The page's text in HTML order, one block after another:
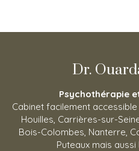
Dr.
Psychothérapie
Cabinet facilement
Houilles, Carrières-sur-
Bois-Colombes, Nanterre,
Puteaux mais